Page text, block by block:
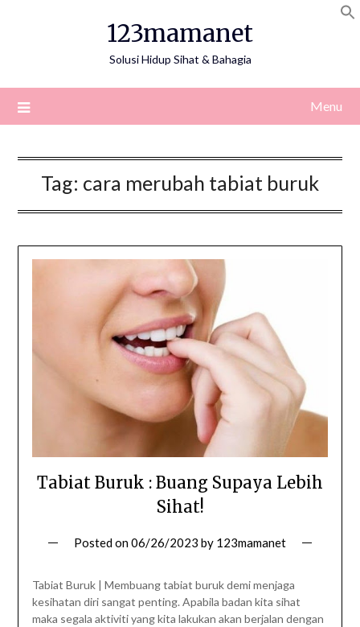
123mamanet
Solusi Hidup Sihat & Bahagia
Menu
Tag: cara merubah tabiat buruk
Tabiat Buruk : Buang Supaya Lebih
Sihat!
Posted on06/26/2023 by 123mamanet
Tabiat Buruk | Membuang tabiat buruk demi menjaga
kesihatan diri sangat penting. Apabila badan kita sihat
maka segala aktiviti yang kita lakukan akan berjalan dengan